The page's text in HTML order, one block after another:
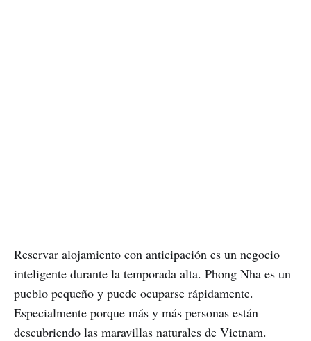
Reservar alojamiento con anticipación es un negocio
inteligente durante la temporada alta. Phong Nha es un
pueblo pequeño y puede ocuparse rápidamente.
Especialmente porque más y más personas están
descubriendo las maravillas naturales de Vietnam.